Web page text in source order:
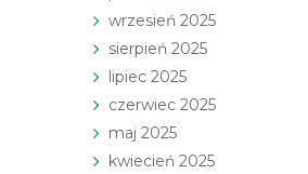
wrzesień 2025
sierpień 2025
lipiec 2025
czerwiec 2025
maj 2025
kwiecień 2025